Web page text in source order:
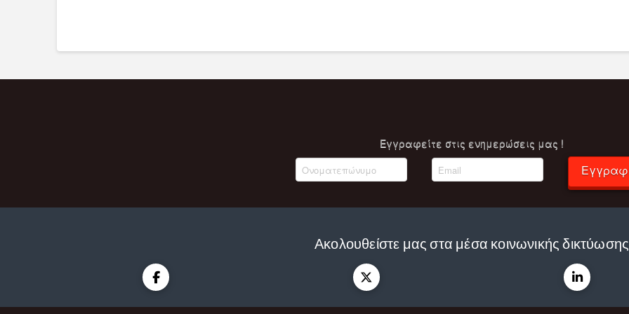
Eγγραφείτε στις ενημερώσεις μας !
Ακολουθείστε μας στα μέσα κοινωνικής δικτύωσης